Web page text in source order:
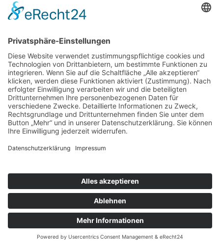
Dezember 2018 (3 Einträge)
November 2018 (3 Einträge)
September 2018 (3 Einträge)
August 2018 (2 Einträge)
Juli 2018 (2 Einträge)
Juni 2018 (2 Einträge)
April 2018 (1 Eintrag)
März 2018 (2 Einträge)
Februar 2018 (2 Einträge)
X